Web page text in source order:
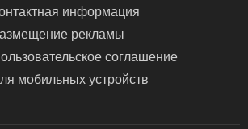
информация
рекламы
соглашение
мобильных устройств